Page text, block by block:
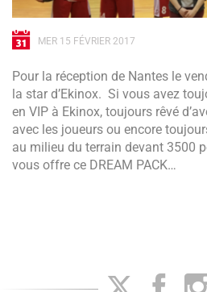
MER 15 FÉVRIER 2017
Pour la réception de Nantes le
la star d’Ekinox. Si vous avez
en VIP à Ekinox, toujours rêvé
avec les joueurs ou encore
au milieu du terrain devant 3500
vous offre ce DREAM PACK…